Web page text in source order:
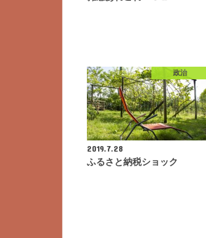
政治
2019.7.28
ふるさと納税ショック